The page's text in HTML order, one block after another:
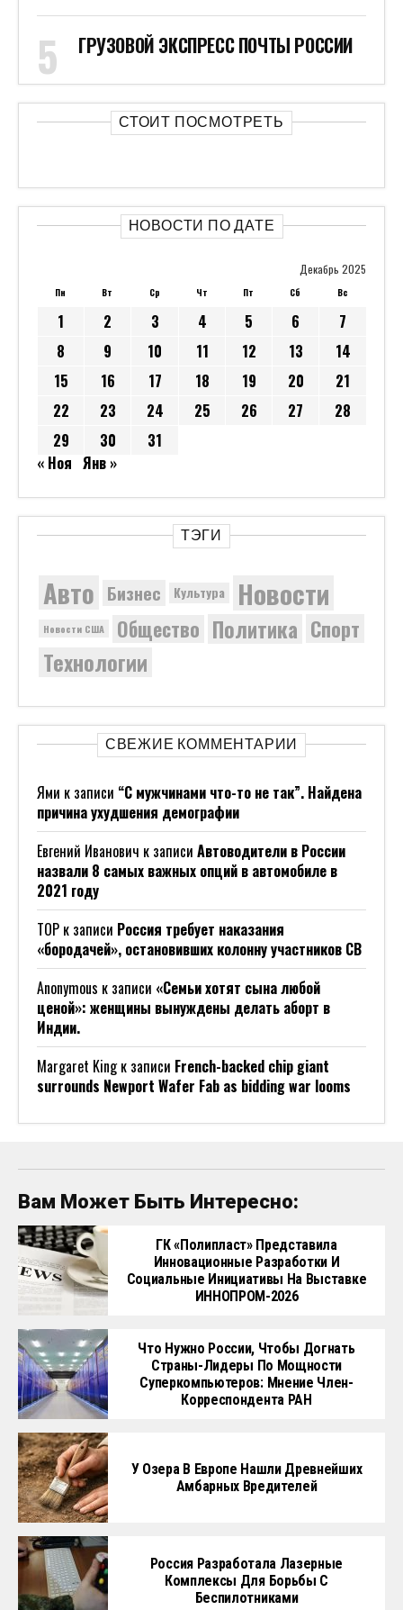
ГРУЗОВОЙ ЭКСПРЕСС ПОЧТЫ РОССИИ
СТОИТ ПОСМОТРЕТЬ
НОВОСТИ ПО ДАТЕ
Декабрь 2025
Пн Вт Ср Чт Пт Сб Вс
1 2 3 4 5 6
7
8
9 10 11 12 13
14
15
16 17 18 19 20
21
22
23 24 25 26 27
28
29
30
31
« Ноя Янв »
ТЭГИ
Авто Бизнес Культура Новости
Новости США Общество Политика Спорт
Технологии
СВЕЖИЕ КОММЕНТАРИИ
Ями к записи “С мужчинами что-то не так”. Найдена
причина ухудшения демографии
Евгений Иванович к записи Автоводители в России
назвали 8 самых важных опций в автомобиле в
2021 году
ТОР к записи Россия требует наказания
«бородачей», остановивших колонну участников СВ
Anonymous к записи «Семьи хотят сына любой
ценой»: женщины вынуждены делать аборт в
Индии.
Margaret Kingк записи French-backed chip giant
surrounds Newport Wafer Fab as bidding war looms
Вам Может Быть Интересно:
ГК «Полипласт» Представила
Инновационные Разработки И
Социальные Инициативы На Выставке
ИННОПРОМ-2026
Что Нужно России, Чтобы Догнать
Страны-Лидеры По Мощности
Суперкомпьютеров: Мнение Член-
Корреспондента РАН
У Озера В Европе Нашли Древнейших
Амбарных Вредителей
Россия Разработала Лазерные
Комплексы Для Борьбы С
Беспилотниками